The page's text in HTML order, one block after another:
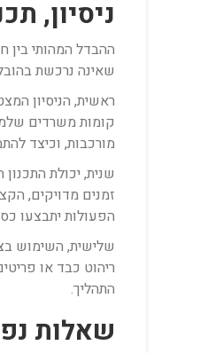
ניסיון,
ההבדל המהותי בין
שאינה נרכשת
ראשית, הניסיון
קומות משרדים
מורכבות, וכיצד
שנית, יכולת
זמנים מדויקים,
הפעולות יתבצעו
שלישית, השימוש
ריהוט כבד או
התהליך.
שאלות